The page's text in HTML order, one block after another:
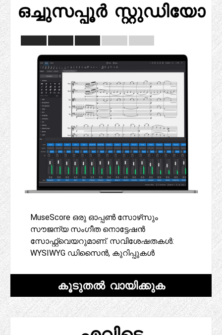
ഒച്ചുസപ്പൂർ സ്റ്റുഡിയോ
MuseScore ഒരു ഓപ്പൺ സോഴ്‌സും
സൗജന്യ സംഗീത നൊട്ടേഷൻ
സോഫ്റ്റ്‌വെയറുമാണ്. സവിശേഷതകൾ:
WYSIWYG ഡിസൈൻ, കുറിപ്പുകൾ
കൂടുതൽ വായിക്കുക